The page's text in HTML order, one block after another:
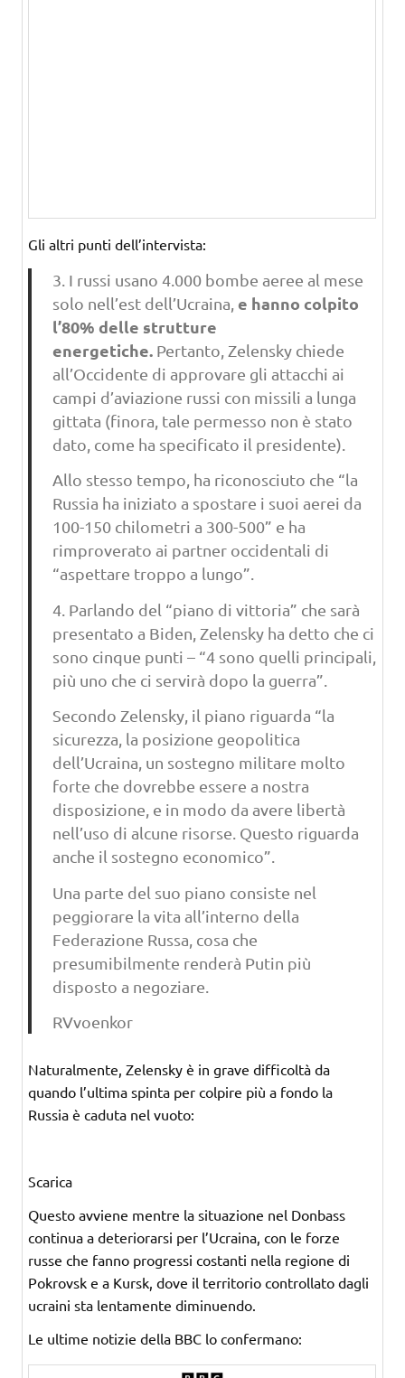
Gli altri punti dell’intervista:
3. I russi usano 4.000 bombe aeree al mese
solo nell’est dell’Ucraina, e hanno colpito
l’80% delle strutture
energetiche.Pertanto, Zelensky chiede
all’Occidente di approvare gli attacchi ai
campi d’aviazione russi con missili a lunga
gittata (finora, tale permesso non è stato
dato, come ha specificato il presidente).
Allo stesso tempo, ha riconosciuto che “la
Russia ha iniziato a spostare i suoi aerei da
100-150 chilometri a 300-500” e ha
rimproverato ai partner occidentali di
“aspettare troppo a lungo”.
4. Parlando del “piano di vittoria” che sarà
presentato a Biden, Zelensky ha detto che ci
sono cinque punti – “4 sono quelli principali,
più uno che ci servirà dopo la guerra”.
Secondo Zelensky, il piano riguarda “la
sicurezza, la posizione geopolitica
dell’Ucraina, un sostegno militare molto
forte che dovrebbe essere a nostra
disposizione, e in modo da avere libertà
nell’uso di alcune risorse. Questo riguarda
anche il sostegno economico”.
Una parte del suo piano consiste nel
peggiorare la vita all’interno della
Federazione Russa, cosa che
presumibilmente renderà Putin più
disposto a negoziare.
RVvoenkor
Naturalmente, Zelensky è in grave difficoltà da
quando l’ultima spinta per colpire più a fondo la
Russia è caduta nel vuoto:
Scarica
Questo avviene mentre la situazione nel Donbass
continua a deteriorarsi per l’Ucraina, con le forze
russe che fanno progressi costanti nella regione di
Pokrovsk e a Kursk, dove il territorio controllato dagli
ucraini sta lentamente diminuendo.
Le ultime notizie della BBC lo confermano: